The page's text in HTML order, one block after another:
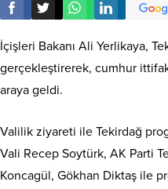
İçişleri Bakanı Ali Yerlikaya,
gerçekleştirerek, cumhur
araya geldi.
Valilik ziyareti ile Tekirdağ
Vali Recep Soytürk, AK Parti
Koncagül, Gökhan Diktaş ile